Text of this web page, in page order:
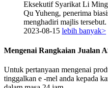
Eksekutif Syarikat Li
Qu Yuheng, penerima
menghadiri majlis
2023-08-15 lebih banyak>
Mengenai Rangkaian Jualan
Untuk pertanyaan mengenai
tinggalkan e -mel anda kepada